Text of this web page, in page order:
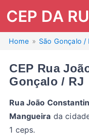
CEP DA
Home São Gonçalo /
CEP Rua
Gonçalo / RJ
Rua João
Mangueira da
1 ceps.